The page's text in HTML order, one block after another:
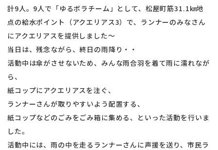
計9人。9人で「ゆるボラチーム」として、松屋町筋31.1㎞地
点の給水ポイント（アクエリアス3）で、ランナーのみなさん
にアクエリアスを提供しました～
当日は、残念ながら、終日の雨降り・・
活動中は傘がさせないため、みんな雨合羽を着て雨に濡れなが
ら、
紙コップにアクエリアスを注ぐ、
ランナーさんが取りやすいよう配置する、
紙コップなどのごみをごみ箱に集める、といった活動を行いま
した。
活動中には、雨の中を走るランナーさんに声援を送り、市民ラ